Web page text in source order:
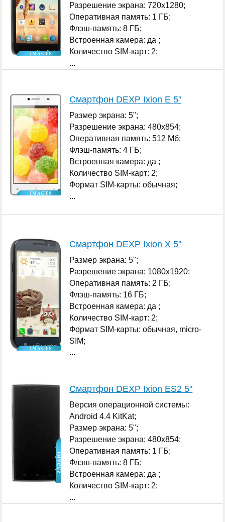
Разрешение экрана: 720x1280;
Оперативная память: 1 ГБ;
Флэш-память: 8 ГБ;
Встроенная камера: да ;
Количество SIM-карт: 2;
...
Смартфон DEXP Ixion E 5"
Размер экрана: 5";
Разрешение экрана: 480x854;
Оперативная память: 512 Мб;
Флэш-память: 4 ГБ;
Встроенная камера: да ;
Количество SIM-карт: 2;
Формат SIM-карты: обычная;
...
Смартфон DEXP Ixion X 5"
Размер экрана: 5";
Разрешение экрана: 1080x1920;
Оперативная память: 2 ГБ;
Флэш-память: 16 ГБ;
Встроенная камера: да ;
Количество SIM-карт: 2;
Формат SIM-карты: обычная, micro-
SIM;
...
Смартфон DEXP Ixion ES2 5"
Версия операционной системы:
Android 4.4 KitKat;
Размер экрана: 5";
Разрешение экрана: 480x854;
Оперативная память: 1 ГБ;
Флэш-память: 8 ГБ;
Встроенная камера: да ;
Количество SIM-карт: 2;
...